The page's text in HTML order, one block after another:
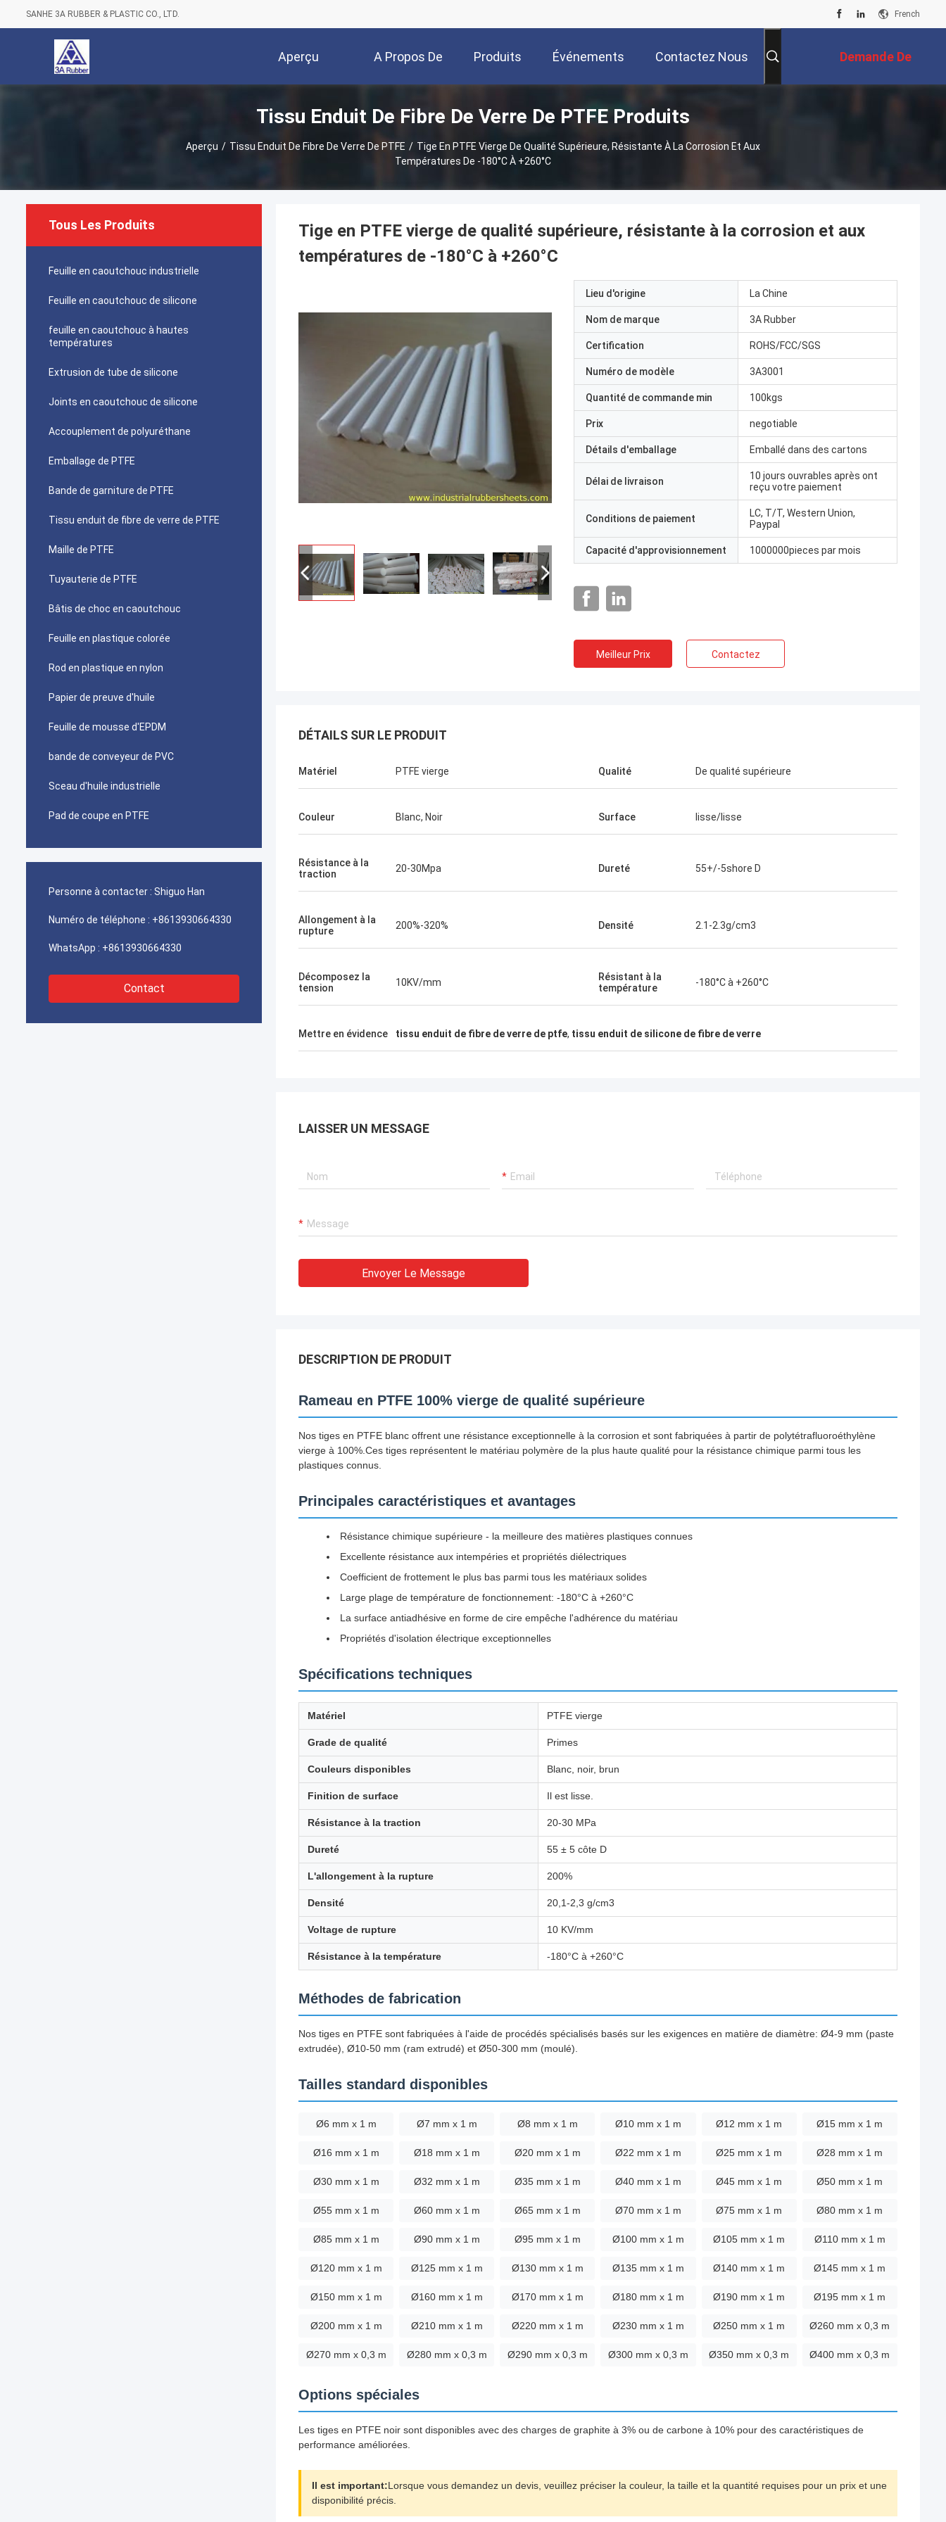
SANHE 3A RUBBER & PLASTIC CO., LTD. French
Aperçu A Propos De
Nous
Produits Événements Contactez Nous Demande De
Soumission
Tissu Enduit De Fibre De Verre De PTFE Produits
Aperçu / Tissu Enduit De Fibre De Verre De PTFE / Tige En PTFE Vierge De Qualité Supérieure, Résistante À La Corrosion Et Aux
Températures De -180°C À +260°C
Tous Les Produits
Feuille en caoutchouc industrielle
Feuille en caoutchouc de silicone
feuille en caoutchouc à hautes
températures
Extrusion de tube de silicone
Joints en caoutchouc de silicone
Accouplement de polyuréthane
Emballage de PTFE
Bande de garniture de PTFE
Tissu enduit de fibre de verre de PTFE
Maille de PTFE
Tuyauterie de PTFE
Bâtis de choc en caoutchouc
Feuille en plastique colorée
Rod en plastique en nylon
Papier de preuve d'huile
Feuille de mousse d'EPDM
bande de conveyeur de PVC
Sceau d'huile industrielle
Pad de coupe en PTFE
Personne à contacter : Shiguo Han
Numéro de téléphone : +8613930664330
WhatsApp : +8613930664330
Contact
Tige en PTFE vierge de qualité supérieure, résistante à la corrosion et aux
températures de -180°C à +260°C
Lieu d'origine La Chine
Nom de marque 3A Rubber
Certification ROHS/FCC/SGS
Numéro de modèle 3A3001
Quantité de commande min 100kgs
Prix negotiable
Détails d'emballage Emballé dans des cartons
Délai de livraison
10 jours ouvrables après ont
reçu votre paiement
Conditions de paiement
LC, T/T, Western Union,
Paypal
Capacité d'approvisionnement 1000000pieces par mois
Meilleur Prix Contactez
DÉTAILS SUR LE PRODUIT
Matériel PTFE vierge Qualité De qualité supérieure
Couleur Blanc, Noir Surface lisse/lisse
Résistance à la
traction
20-30Mpa Dureté 55+/-5shore D
Allongement à la
rupture
200%-320% Densité 2.1-2.3g/cm3
Décomposez la
tension
10KV/mm
Résistant à la
température
-180°C à +260°C
Mettre en évidence tissu enduit de fibre de verre de ptfe, tissu enduit de silicone de fibre de verre
LAISSER UN MESSAGE
Envoyer Le Message
DESCRIPTION DE PRODUIT
Rameau en PTFE 100% vierge de qualité supérieure
Nos tiges en PTFE blanc offrent une résistance exceptionnelle à la corrosion et sont fabriquées à partir de polytétrafluoroéthylène
vierge à 100%.Ces tiges représentent le matériau polymère de la plus haute qualité pour la résistance chimique parmi tous les
plastiques connus.
Principales caractéristiques et avantages
Résistance chimique supérieure - la meilleure des matières plastiques connues
Excellente résistance aux intempéries et propriétés diélectriques
Coefficient de frottement le plus bas parmi tous les matériaux solides
Large plage de température de fonctionnement: -180°C à +260°C
La surface antiadhésive en forme de cire empêche l'adhérence du matériau
Propriétés d'isolation électrique exceptionnelles
Spécifications techniques
Matériel PTFE vierge
Grade de qualité Primes
Couleurs disponibles Blanc, noir, brun
Finition de surface Il est lisse.
Résistance à la traction 20-30 MPa
Dureté 55 ± 5 côte D
L'allongement à la rupture 200%
Densité 20,1-2,3 g/cm3
Voltage de rupture 10 KV/mm
Résistance à la température -180°C à +260°C
Méthodes de fabrication
Nos tiges en PTFE sont fabriquées à l'aide de procédés spécialisés basés sur les exigences en matière de diamètre: Ø4-9 mm (paste
extrudée), Ø10-50 mm (ram extrudé) et Ø50-300 mm (moulé).
Tailles standard disponibles
Ø6 mm x 1 m Ø7 mm x 1 m Ø8 mm x 1 m Ø10 mm x 1 m Ø12 mm x 1 m Ø15 mm x 1 m
Ø16 mm x 1 m Ø18 mm x 1 m Ø20 mm x 1 m Ø22 mm x 1 m Ø25 mm x 1 m Ø28 mm x 1 m
Ø30 mm x 1 m Ø32 mm x 1 m Ø35 mm x 1 m Ø40 mm x 1 m Ø45 mm x 1 m Ø50 mm x 1 m
Ø55 mm x 1 m Ø60 mm x 1 m Ø65 mm x 1 m Ø70 mm x 1 m Ø75 mm x 1 m Ø80 mm x 1 m
Ø85 mm x 1 m Ø90 mm x 1 m Ø95 mm x 1 m Ø100 mm x 1 m Ø105 mm x 1 m Ø110 mm x 1 m
Ø120 mm x 1 m Ø125 mm x 1 m Ø130 mm x 1 m Ø135 mm x 1 m Ø140 mm x 1 m Ø145 mm x 1 m
Ø150 mm x 1 m Ø160 mm x 1 m Ø170 mm x 1 m Ø180 mm x 1 m Ø190 mm x 1 m Ø195 mm x 1 m
Ø200 mm x 1 m Ø210 mm x 1 m Ø220 mm x 1 m Ø230 mm x 1 m Ø250 mm x 1 m Ø260 mm x 0,3 m
Ø270 mm x 0,3 m Ø280 mm x 0,3 m Ø290 mm x 0,3 m Ø300 mm x 0,3 m Ø350 mm x 0,3 m Ø400 mm x 0,3 m
Options spéciales
Les tiges en PTFE noir sont disponibles avec des charges de graphite à 3% ou de carbone à 10% pour des caractéristiques de
performance améliorées.
Il est important:Lorsque vous demandez un devis, veuillez préciser la couleur, la taille et la quantité requises pour un prix et une
disponibilité précis.